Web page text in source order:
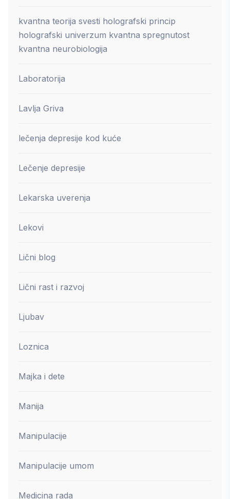
kvantna teorija svesti holografski princip
holografski univerzum kvantna spregnutost
kvantna neurobiologija
Laboratorija
Lavlja Griva
lečenja depresije kod kuće
Lečenje depresije
Lekarska uverenja
Lekovi
Lični blog
Lični rast i razvoj
Ljubav
Loznica
Majka i dete
Manija
Manipulacije
Manipulacije umom
Medicina rada